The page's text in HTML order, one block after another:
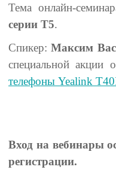
Тема онлайн-
серии Т5.
Спикер:Максим
специальной
телефоны Yealink
Вход на вебинары
регистрации.